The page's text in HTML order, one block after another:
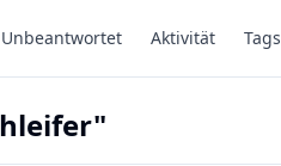
Unbeantwortet Aktivität Tags